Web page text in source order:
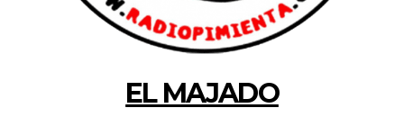
EL MAJADO